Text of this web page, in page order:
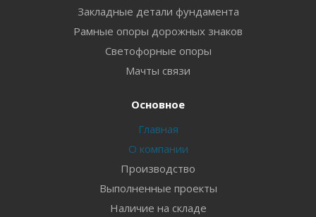
Закладные детали фундамента
Рамные опоры дорожных знаков
Светофорные опоры
Мачты связи
Основное
Главная
О компании
Производство
Выполненные проекты
Наличие на складе